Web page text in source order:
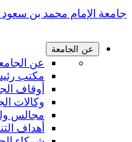
جامعة الإمام محمد بن سعود
عن الجامعة
عن
مكتب
أوقاف
وكالات
مجالس
أهداف